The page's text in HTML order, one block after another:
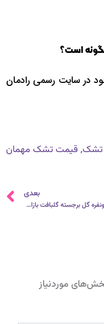
است؟
در سایت رسمی رادمان
تشک, قیمت تشک مهمان
بعدی
قیمت پتو دونفره گل برجسته گلبافت بازار تهران
موردنیاز